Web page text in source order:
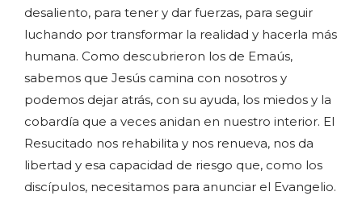
desaliento, para tener y dar fuerzas, para seguir
luchando por transformar la realidad y hacerla más
humana. Como descubrieron los de Emaús,
sabemos que Jesús camina con nosotros y
podemos dejar atrás, con su ayuda, los miedos y la
cobardía que a veces anidan en nuestro interior. El
Resucitado nos rehabilita y nos renueva, nos da
libertad y esa capacidad de riesgo que, como los
discípulos, necesitamos para anunciar el Evangelio.